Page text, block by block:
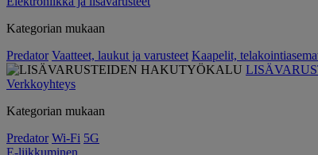
Kategorian mukaan
Predator Vaatteet, laukut ja varusteet Kaapelit,
Verkkoyhteys
Kategorian mukaan
Predator Wi-Fi 5G
E-liikkuminen